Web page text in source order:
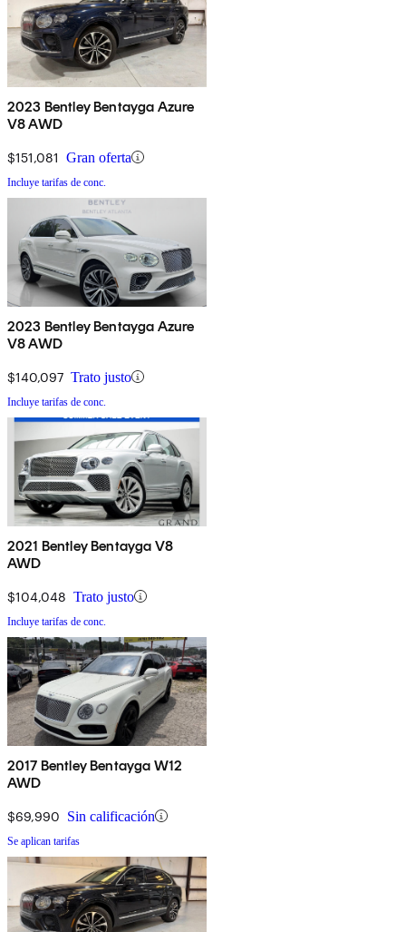
2023 Bentley Bentayga Azure
V8 AWD
$151,081 Gran oferta
Incluye tarifas de conc.
2023 Bentley Bentayga Azure
V8 AWD
$140,097 Trato justo
Incluye tarifas de conc.
2021 Bentley Bentayga V8
AWD
$104,048 Trato justo
Incluye tarifas de conc.
2017 Bentley Bentayga W12
AWD
$69,990 Sin calificación
Se aplican tarifas